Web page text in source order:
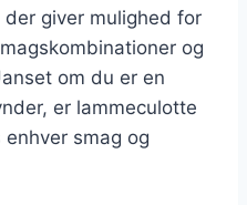
giver mulighed for
og
om du er en
er lammeculotte
smag og